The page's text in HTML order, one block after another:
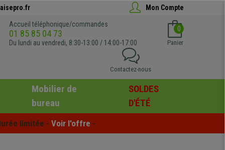
Mon Compte
Accueil téléphonique/commandes
01 85 85 04 73
Du lundi au vendredi, 8:30-13:00 / 14:00-17:00
0
Panier
Contactez-nous
Mobilier de
bureau
SOLDES
D'ÉTÉ
limitée - Voir l'offre -